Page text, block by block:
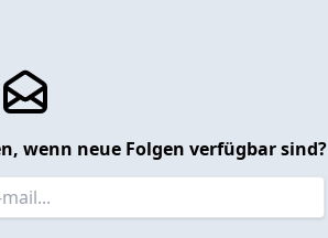
wenn neue Folgen verfügbar sind?